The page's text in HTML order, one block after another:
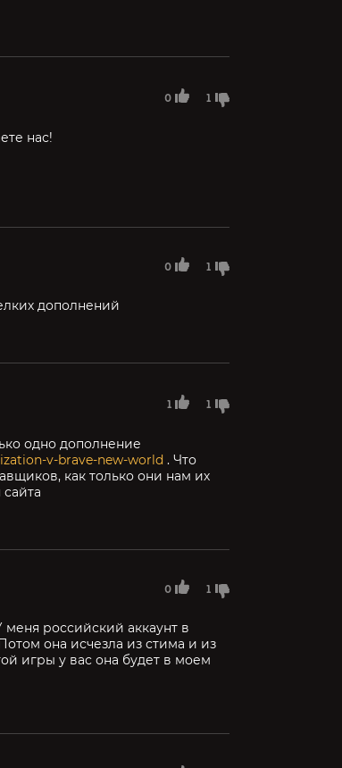
0 1
нас!
0 1
дополнений
1 1
одно дополнение
v-brave-new-world . Что
как только они нам их
0 1
меня российский аккаунт в
она исчезла из стима и из
игры у вас она будет в моем